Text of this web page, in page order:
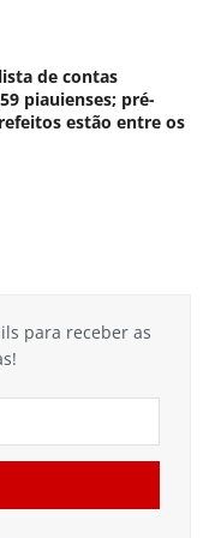
de contas
piauienses; pré-
estão entre os
para receber as